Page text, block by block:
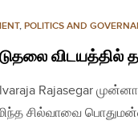
, POLITICS AND
விடயத்தில்
Rajasegar
சில்வாவை